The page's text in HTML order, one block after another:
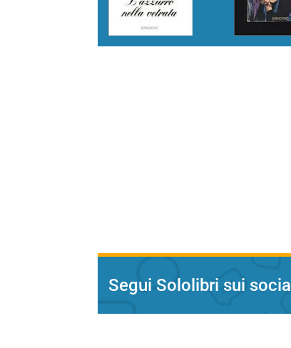
Segui Sololibri sui social